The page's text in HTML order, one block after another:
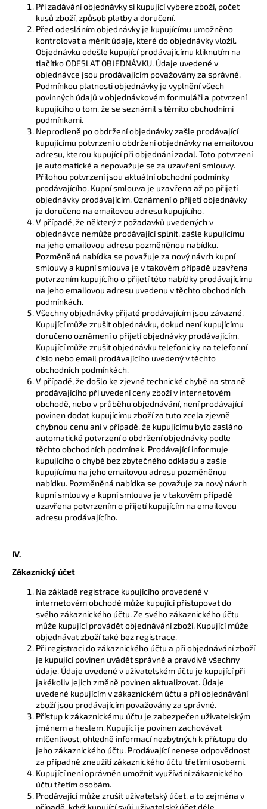
Při zadávání objednávky si kupující vybere zboží, počet
kusů zboží, způsob platby a doručení.
Před odesláním objednávky je kupujícímu umožněno
kontrolovat a měnit údaje, které do objednávky vložil.
Objednávku odešle kupující prodávajícímu kliknutím na
tlačítko ODESLAT OBJEDNÁVKU. Údaje uvedené v
objednávce jsou prodávajícím považovány za správné.
Podmínkou platnosti objednávky je vyplnění všech
povinných údajů v objednávkovém formuláři a potvrzení
kupujícího o tom, že se seznámil s těmito obchodními
podmínkami.
Neprodleně po obdržení objednávky zašle prodávající
kupujícímu potvrzení o obdržení objednávky na emailovou
adresu, kterou kupující při objednání zadal. Toto potvrzení
je automatické a nepovažuje se za uzavření smlouvy.
Přílohou potvrzení jsou aktuální obchodní podmínky
prodávajícího. Kupní smlouva je uzavřena až po přijetí
objednávky prodávajícím. Oznámení o přijetí objednávky
je doručeno na emailovou adresu kupujícího.
V případě, že některý z požadavků uvedených v
objednávce nemůže prodávající splnit, zašle kupujícímu
na jeho emailovou adresu pozměněnou nabídku.
Pozměněná nabídka se považuje za nový návrh kupní
smlouvy a kupní smlouva je v takovém případě uzavřena
potvrzením kupujícího o přijetí této nabídky prodávajícímu
na jeho emailovou adresu uvedenu v těchto obchodních
podmínkách.
Všechny objednávky přijaté prodávajícím jsou závazné.
Kupující může zrušit objednávku, dokud není kupujícímu
doručeno oznámení o přijetí objednávky prodávajícím.
Kupující může zrušit objednávku telefonicky na telefonní
číslo nebo email prodávajícího uvedený v těchto
obchodních podmínkách.
V případě, že došlo ke zjevné technické chybě na straně
prodávajícího při uvedení ceny zboží v internetovém
obchodě, nebo v průběhu objednávání, není prodávající
povinen dodat kupujícímu zboží za tuto zcela zjevně
chybnou cenu ani v případě, že kupujícímu bylo zasláno
automatické potvrzení o obdržení objednávky podle
těchto obchodních podmínek. Prodávající informuje
kupujícího o chybě bez zbytečného odkladu a zašle
kupujícímu na jeho emailovou adresu pozměněnou
nabídku. Pozměněná nabídka se považuje za nový návrh
kupní smlouvy a kupní smlouva je v takovém případě
uzavřena potvrzením o přijetí kupujícím na emailovou
adresu prodávajícího.
IV.
Zákaznický účet
Na základě registrace kupujícího provedené v
internetovém obchodě může kupující přistupovat do
svého zákaznického účtu. Ze svého zákaznického účtu
může kupující provádět objednávání zboží. Kupující může
objednávat zboží také bez registrace.
Při registraci do zákaznického účtu a při objednávání zboží
je kupující povinen uvádět správně a pravdivě všechny
údaje. Údaje uvedené v uživatelském účtu je kupující při
jakékoliv jejich změně povinen aktualizovat. Údaje
uvedené kupujícím v zákaznickém účtu a při objednávání
zboží jsou prodávajícím považovány za správné.
Přístup k zákaznickému účtu je zabezpečen uživatelským
jménem a heslem. Kupující je povinen zachovávat
mlčenlivost, ohledně informací nezbytných k přístupu do
jeho zákaznického účtu. Prodávající nenese odpovědnost
za případné zneužití zákaznického účtu třetími osobami.
Kupující není oprávněn umožnit využívání zákaznického
účtu třetím osobám.
Prodávající může zrušit uživatelský účet, a to zejména v
případě, když kupující svůj uživatelský účet déle